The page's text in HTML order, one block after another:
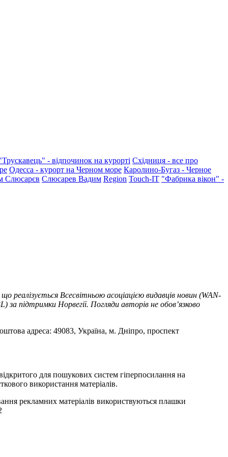
- відпочинок на курорті Східниця - все про
Одесса - курорт на Черном море Каролино-Бугаз - Черное
Слюсарєв Слюсарев Вадим Region Touch-IT "Фабрика вікон" -
Всесвітньою асоціацією видавців новин (WAN-
підтримки Норвегії. Погляди авторів не обов’язково
адреса: 49083, Україна, м. Дніпро, проспект
для пошукових систем гіперпосилання на
використання матеріалів.
рекламних матеріалів використвуються плашки